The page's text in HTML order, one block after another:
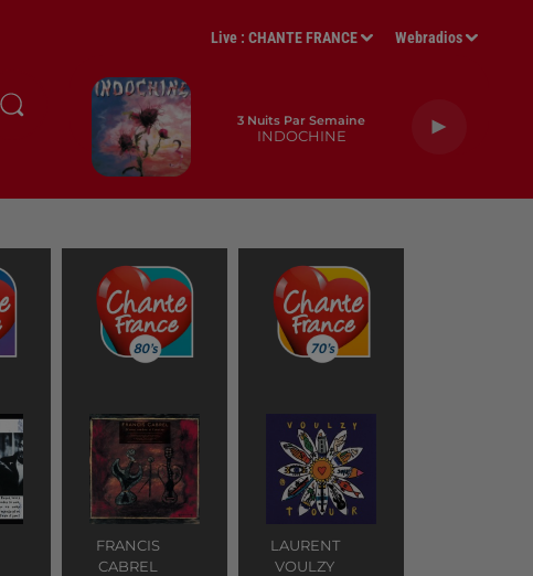
Live :CHANTE FRANCE Webradios
3 Nuits Par Semaine
INDOCHINE
FRANCIS
CABREL
LAURENT
VOULZY